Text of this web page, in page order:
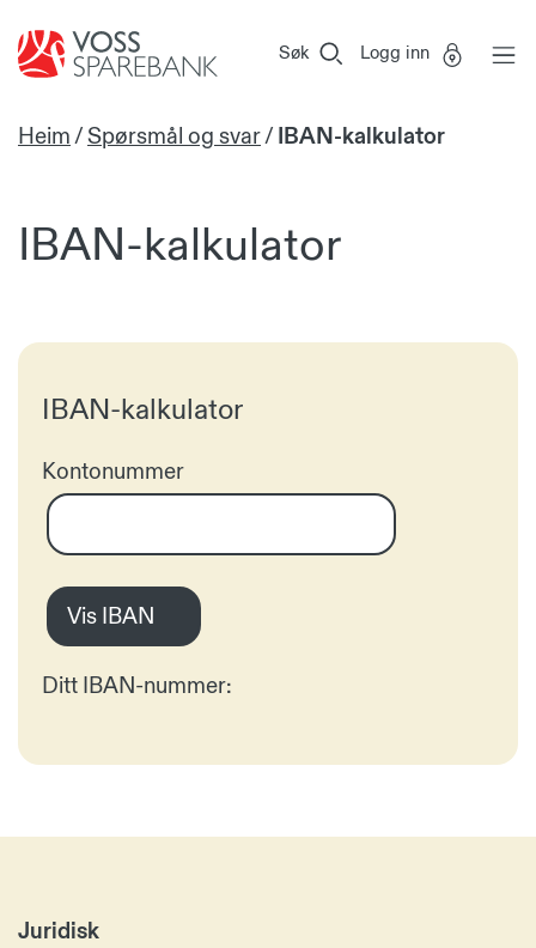
Gå til sideinnhold
Sparebank
Søk Logg inn
Heim/Spørsmål og svar/ IBAN-kalkulator
IBAN-kalkulator
IBAN-kalkulator
Kontonummer
Vis IBAN
Ditt IBAN-nummer:
Juridisk
er
Miljøfyrtårn-